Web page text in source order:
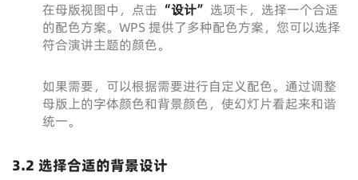
在母版视图中，点击 “设计” 选项卡，选择一个合适
的配色方案。WPS 提供了多种配色方案，您可以选择
符合演讲主题的颜色。
如果需要，可以根据需要进行自定义配色。通过调整
母版上的字体颜色和背景颜色，使幻灯片看起来和谐
统一。
3.2 选择合适的背景设计